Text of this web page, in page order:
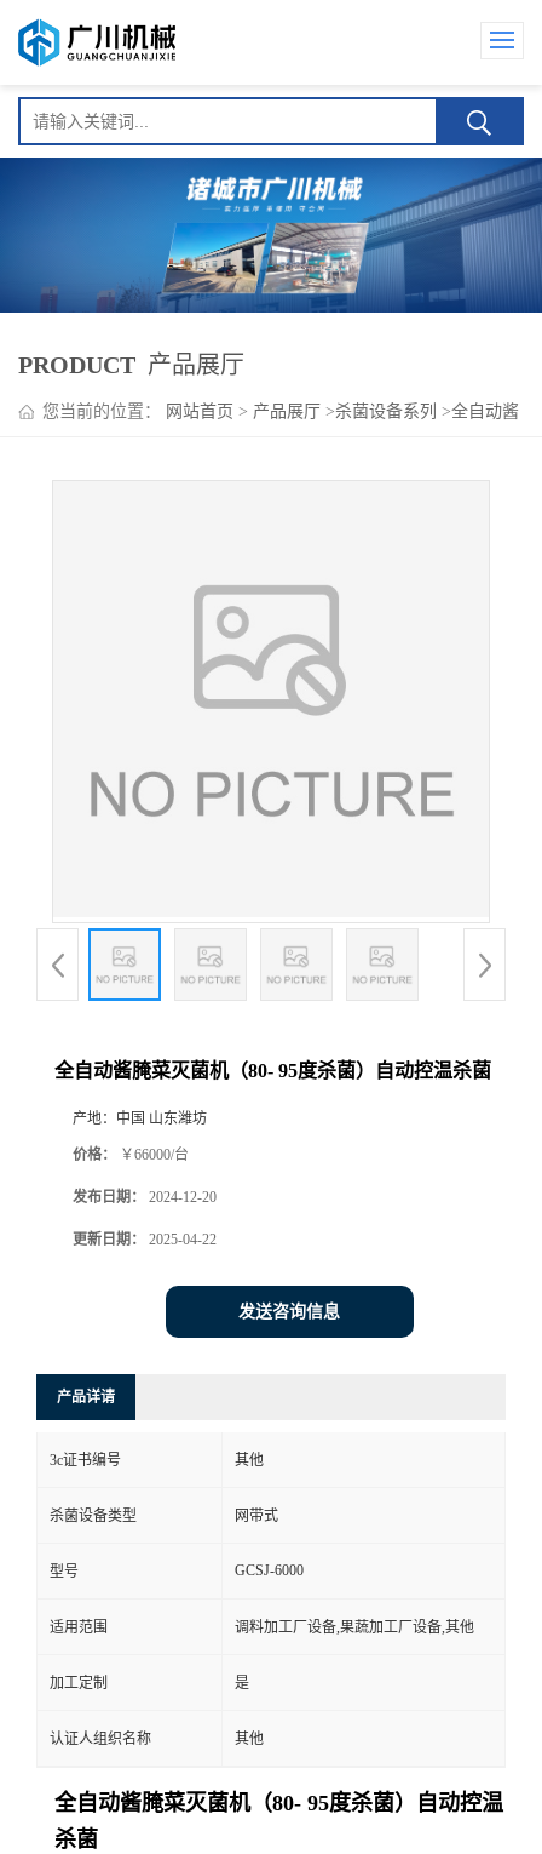
PRODUCT 产品展厅
您当前的位置： 网站首页 > 产品展厅 >杀菌设备系列 >全自动酱
全自动酱腌菜灭菌机（80- 95度杀菌）自动控温杀菌
产地： 中国 山东潍坊
价格： ￥66000/台
发布日期： 2024-12-20
更新日期： 2025-04-22
发送咨询信息
产品详请
3c证书编号 其他
杀菌设备类型 网带式
型号 GCSJ-6000
适用范围 调料加工厂设备,果蔬加工厂设备,其他
加工定制 是
认证人组织名称 其他
全自动酱腌菜灭菌机（80- 95度杀菌）自动控温
杀菌